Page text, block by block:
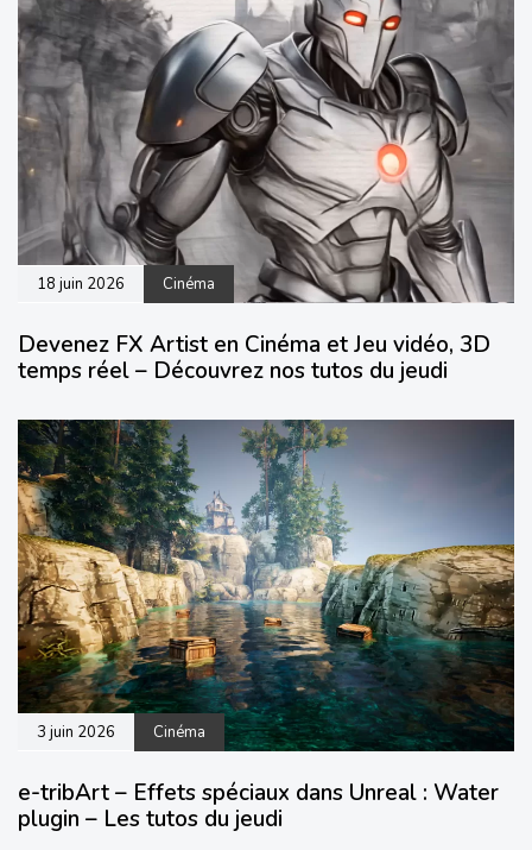
18 juin 2026 Cinéma
Devenez FX Artist en Cinéma et Jeu vidéo, 3D
temps réel – Découvrez nos tutos du jeudi
3 juin 2026 Cinéma
e-tribArt – Effets spéciaux dans Unreal : Water
plugin – Les tutos du jeudi